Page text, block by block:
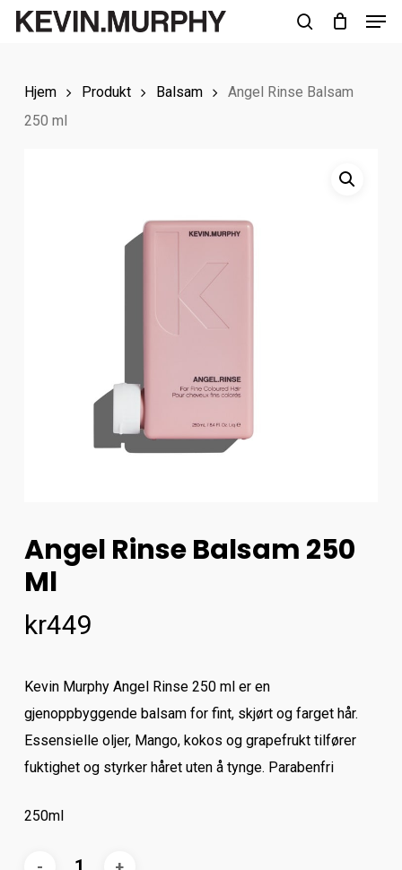
Skip
content
Hjem Produkt Balsam
Angel Rinse Balsam
250 ml
Angel Rinse Balsam 250
Ml
kr449
Kevin Murphy Angel Rinse 250 ml er en
gjenoppbyggende balsam for fint, skjørt og farget hår.
Essensielle oljer, Mango, kokos og grapefrukt tilfører
fuktighet og styrker håret uten å tynge. Parabenfri
250ml